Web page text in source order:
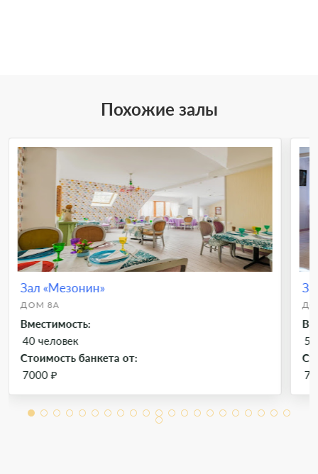
Похожие залы
Зал «Мезонин»
ДОМ 8А
Вместимость:
40 человек
Стоимость банкета от:
7000 ₽